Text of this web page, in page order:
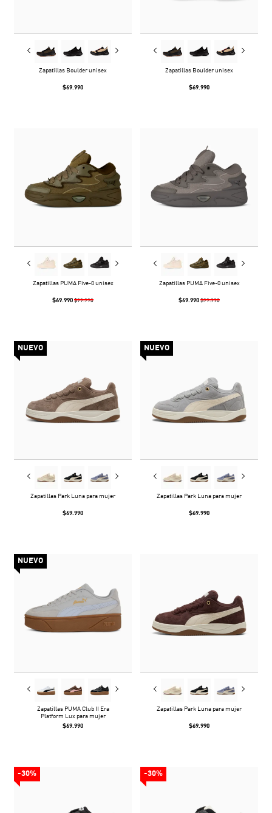
Zapatillas Boulder unisex
$69.990
Zapatillas Boulder unisex
$69.990
Zapatillas PUMA Five-0 unisex
$69.990 $99.990
Zapatillas PUMA Five-0 unisex
$69.990 $99.990
NUEVO
Zapatillas Park Luna para mujer
$69.990
NUEVO
Zapatillas Park Luna para mujer
$69.990
NUEVO
Zapatillas PUMA Club II Era
Platform Lux para mujer
$69.990
Zapatillas Park Luna para mujer
$69.990
-30% -30%